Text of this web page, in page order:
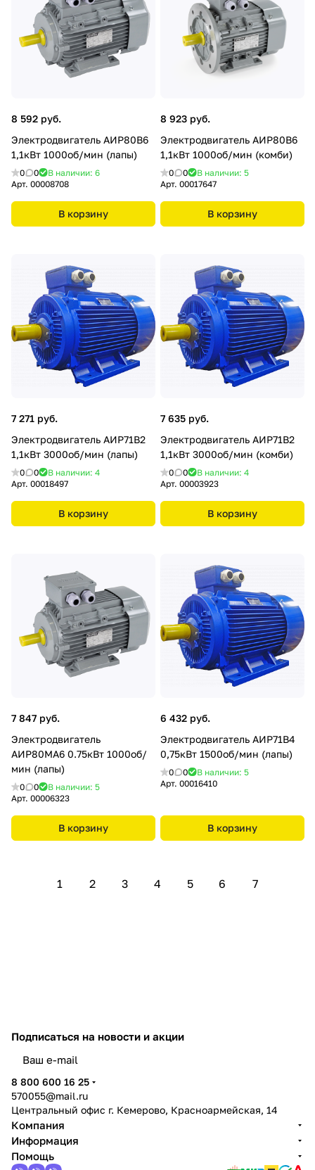
8 592 руб.
Электродвигатель АИР80В6
1,1кВт 1000об/мин (лапы)
0 0
В наличии: 6
Арт. 00008708
В корзину
8 923 руб.
Электродвигатель АИР80В6
1,1кВт 1000об/мин (комби)
0 0
В наличии: 5
Арт. 00017647
В корзину
7 271 руб.
Электродвигатель АИР71В2
1,1кВт 3000об/мин (лапы)
0 0
В наличии: 4
Арт. 00018497
В корзину
7 635 руб.
Электродвигатель АИР71В2
1,1кВт 3000об/мин (комби)
0 0
В наличии: 4
Арт. 00003923
В корзину
7 847 руб.
Электродвигатель
АИР80МА6 0.75кВт 1000об/
мин (лапы)
0 0
В наличии: 5
Арт. 00006323
В корзину
6 432 руб.
Электродвигатель АИР71В4
0,75кВт 1500об/мин (лапы)
0 0
В наличии: 5
Арт. 00016410
В корзину
1 2 3 4 5 6 7
Подписаться на новости и акции
8 800 600 16 25
570055@mail.ru
Центральный офис г. Кемерово, Красноармейская, 14
Компания
Информация
Помощь